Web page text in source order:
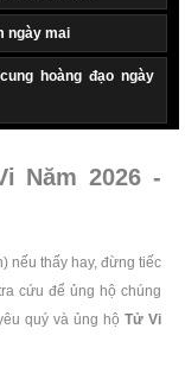
ngày mai
hoàng đạo ngày
Năm 2026 -
nếu thấy hay, đừng tiếc
cứu để ủng hộ chúng
quý và ủng hộ Tử Vi